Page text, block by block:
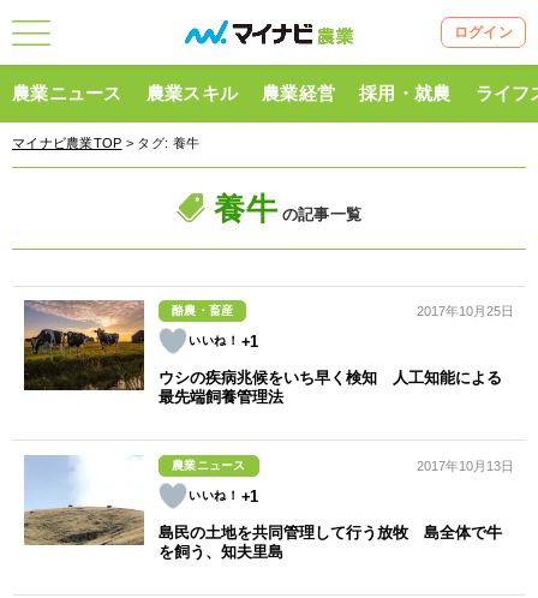
ログイン
農業ニュース 農業スキル 農業経営 採用・就農 ライフ
マイナビ農業TOP > タグ: 養牛
養牛 の記事一覧
酪農・畜産
+1
2017年10月25日
ウシの疾病兆候をいち早く検知 人工知能による
最先端飼養管理法
農業ニュース
+1
2017年10月13日
島民の土地を共同管理して行う放牧 島全体で牛
を飼う、知夫里島